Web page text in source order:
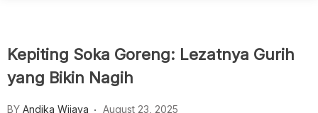
Kepiting Soka Goreng: Lezatnya Gurih
yang Bikin Nagih
BY Andika Wijaya August 23, 2025